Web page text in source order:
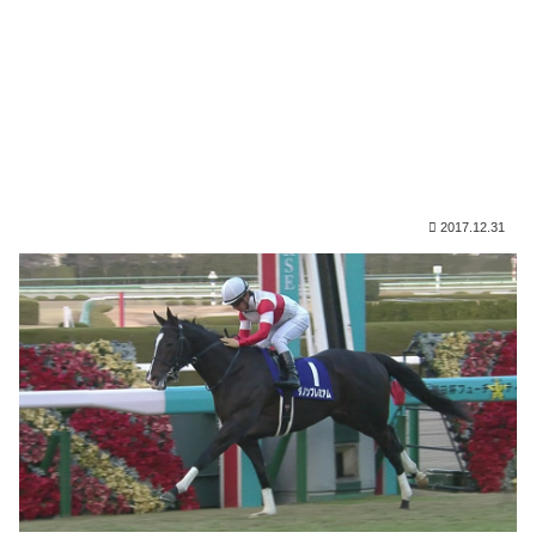
2017.12.31